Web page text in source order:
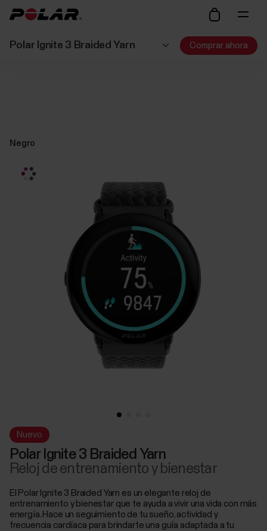
Polar Ignite 3 Braided Yarn Comprar ahora
Negro
Nuevo
Polar Ignite 3 Braided Yarn
Reloj de entrenamiento y bienestar
El Polar Ignite 3 Braided Yarn es un elegante reloj de
entrenamiento y bienestar que te ayuda a vivir una vida con más
energía. Hace un seguimiento de tu sueño, actividad y
frecuencia cardíaca para brindarte una guía adaptada a tu